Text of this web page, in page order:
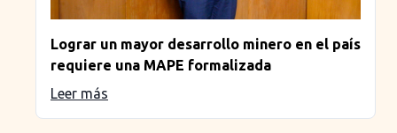
Lograr un mayor desarrollo minero en el país
requiere una MAPE formalizada
Leer más